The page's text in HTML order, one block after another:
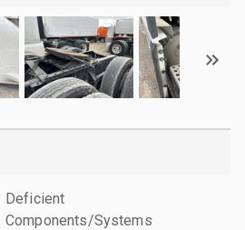
Deficient
Components/Systems